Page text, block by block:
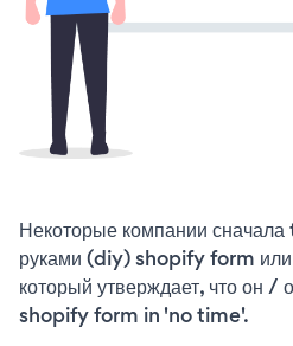
Некоторые компании
руками (diy) shopify form
который утверждает, что он /
shopify form in 'no time'.